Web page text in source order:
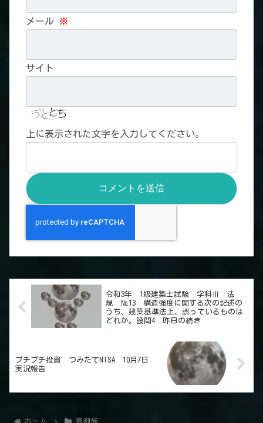
メール ※
サイト
上に表示された文字を入力してください。
令和3年 1級建築士試験 学科Ⅲ 法
規 №13 構造強度に関する次の記述の
うち、建築基準法上、誤っているものは
どれか。設問4 昨日の続き
プチプチ投資 つみたてNISA 10月7日
実況報告